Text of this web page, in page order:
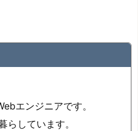
エンジニアです。
らしています。